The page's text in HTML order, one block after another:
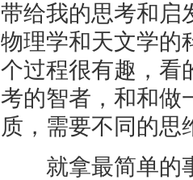
带给我的思考和启
物理学和天文学的
个过程很有趣，看
考的智者，和和做
质，需要不同的思
就拿最简单的事